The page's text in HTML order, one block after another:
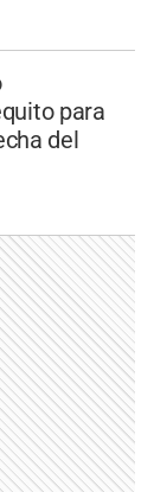
para
del